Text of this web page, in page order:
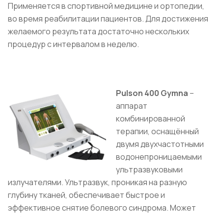
Применяется в спортивной медицине и ортопедии,
во время реабилитации пациентов. Для достижения
желаемого результата достаточно нескольких
процедур с интервалом в неделю.
Pulson 400 Gymna –
аппарат
комбинированной
терапии, оснащённый
двумя двухчастотными
водонепроницаемыми
ультразвуковыми
излучателями. Ультразвук, проникая на разную
глубину тканей, обеспечивает быстрое и
эффективное снятие болевого синдрома. Может